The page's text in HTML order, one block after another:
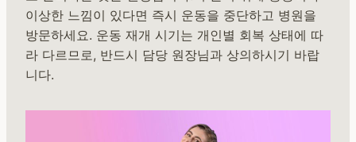
이상한 느낌이 있다면 즉시 운동을 중단하고 병원을
방문하세요. 운동 재개 시기는 개인별 회복 상태에 따
라 다르므로, 반드시 담당 원장님과 상의하시기 바랍
니다.